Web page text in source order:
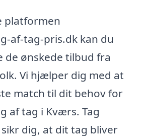
platformen
af-tag-pris.dk kan du
de ønskede tilbud fra
Vi hjælper dig med at
match til dit behov for
af tag i Kværs. Tag
dig, at dit tag bliver